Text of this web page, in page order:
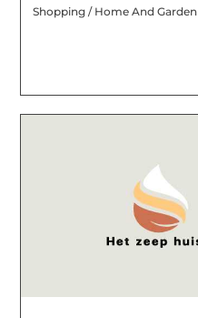
Shopping / Home And Garden